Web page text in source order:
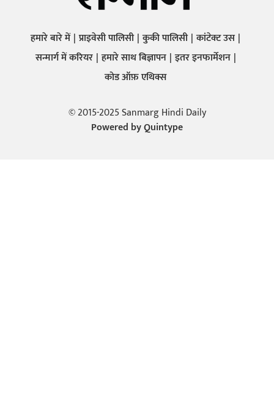
हमारे बारे में प्राइवेसी पालिसी कुकी पालिसी कांटेक्ट उस
सन्मार्ग में करियर हमारे साथ बिज्ञापन इतर इनफार्मेशन
कोड ऑफ़ एथिक्स
© 2015-2025 Sanmarg Hindi Daily
Powered byQuintype